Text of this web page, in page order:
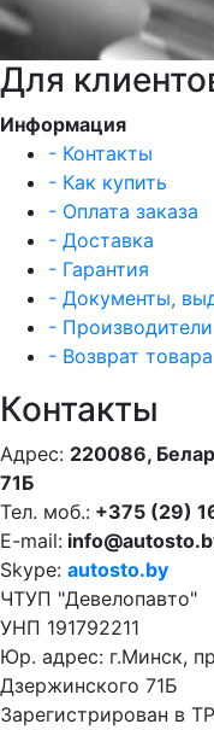
Для
Информация
- Контакты
- Как купить
- Оплата заказа
- Доставка
- Гарантия
- Документы,
- Производители
- Возврат товара
Контакты
Адрес: 220086,
71Б
Тел. моб.: +375 (29)
E-mail:
Skype: autosto.by
ЧТУП "Девелопавто"
УНП 191792211
Юр. адрес: г.Минск,
Дзержинского 71Б
Зарегистрирован в